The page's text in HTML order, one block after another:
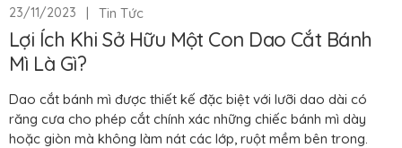
23/11/2023 | Tin Tức
Lợi Ích Khi Sở Hữu Một Con Dao Cắt Bánh
Mì Là Gì?
Dao cắt bánh mì được thiết kế đặc biệt với lưỡi dao dài có
răng cưa cho phép cắt chính xác những chiếc bánh mì dày
hoặc giòn mà không làm nát các lớp, ruột mềm bên trong.